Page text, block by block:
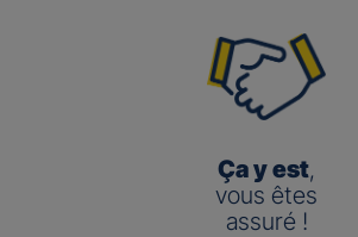
Ça y est,
vous êtes
assuré !